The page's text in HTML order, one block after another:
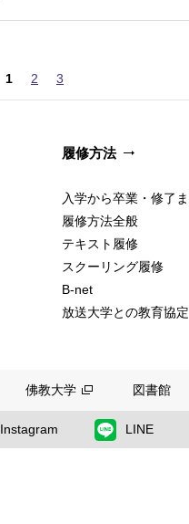
1 2 3
履修方法
入学から卒業・修了
履修方法全般
テキスト履修
スクーリング履修
B-net
放送大学との教育協定
佛教大学 図書館
Instagram LINE